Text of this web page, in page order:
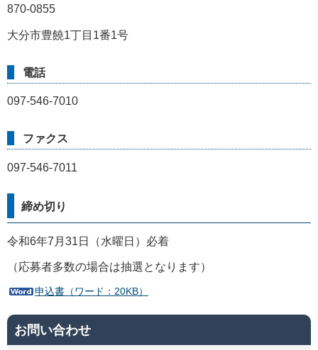
870-0855
大分市豊饒1丁目1番1号
電話
097-546-7010
ファクス
097-546-7011
締め切り
令和6年7月31日（水曜日）必着
（応募者多数の場合は抽選となります）
申込書（ワード：20KB）
お問い合わせ